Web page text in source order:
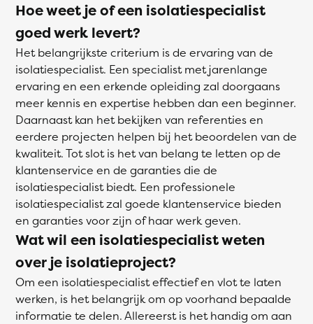
Hoe weet je of een isolatiespecialist
goed werk levert?
Het belangrijkste criterium is de ervaring van de
isolatiespecialist. Een specialist met jarenlange
ervaring en een erkende opleiding zal doorgaans
meer kennis en expertise hebben dan een beginner.
Daarnaast kan het bekijken van referenties en
eerdere projecten helpen bij het beoordelen van de
kwaliteit. Tot slot is het van belang te letten op de
klantenservice en de garanties die de
isolatiespecialist biedt. Een professionele
isolatiespecialist zal goede klantenservice bieden
en garanties voor zijn of haar werk geven.
Wat wil een isolatiespecialist weten
over je isolatieproject?
Om een isolatiespecialist effectief en vlot te laten
werken, is het belangrijk om op voorhand bepaalde
informatie te delen. Allereerst is het handig om aan